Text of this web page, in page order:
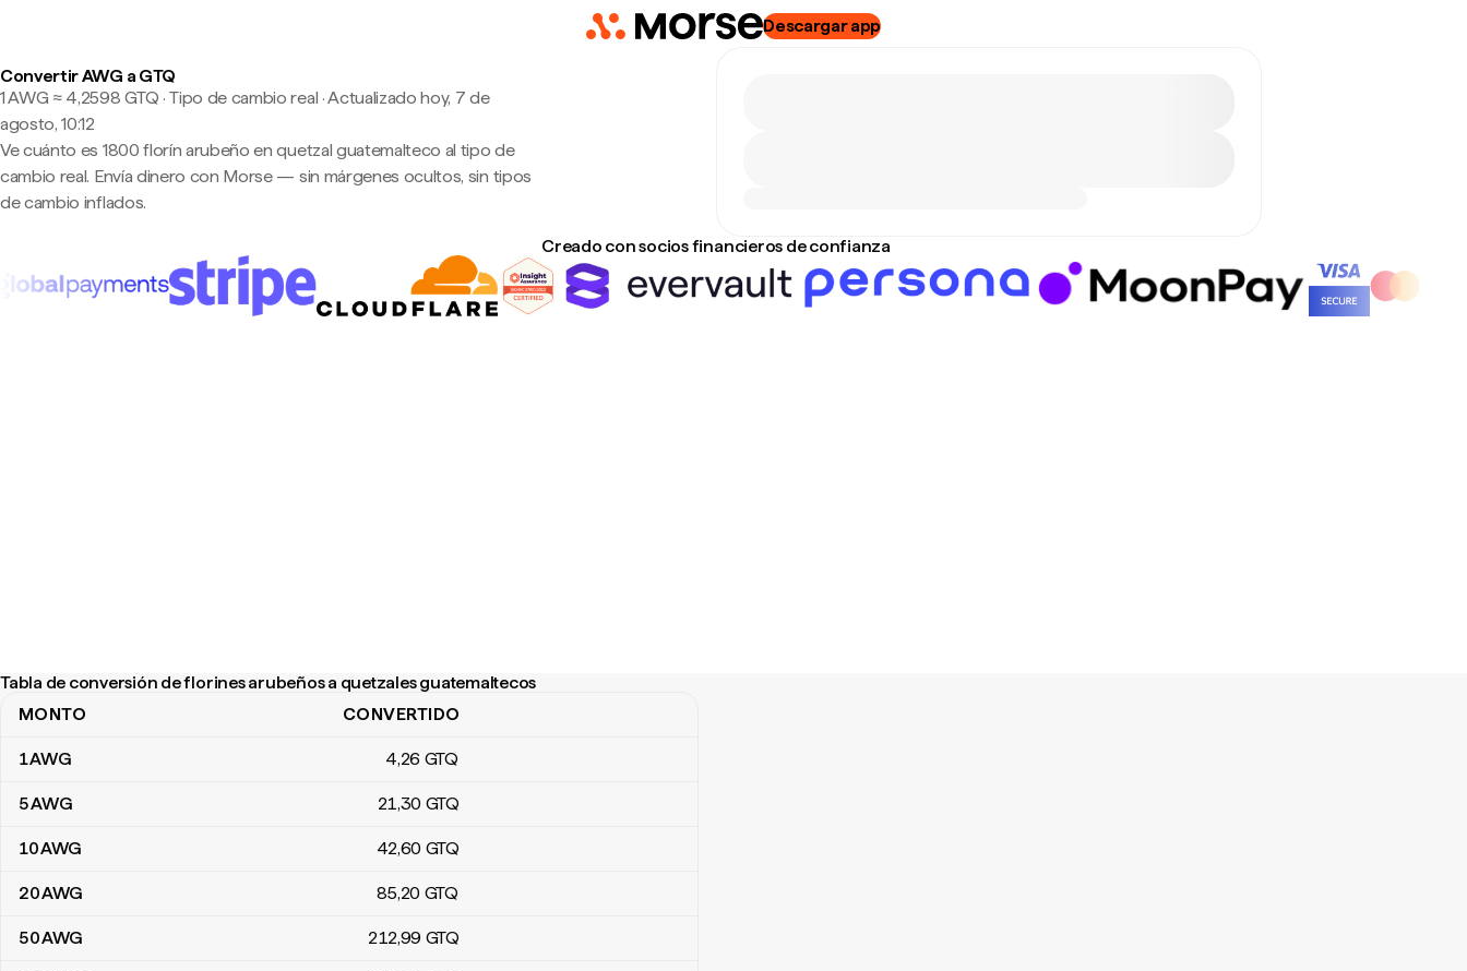
Descargar app
Convertir AWG a GTQ
1 AWG ≈ 4,2598 GTQ · Tipo de cambio real ·Actualizado hoy, 7 de
agosto, 10:12
Ve cuánto es 1800 florín arubeño en quetzal guatemalteco al tipo de
cambio real. Envía dinero con Morse — sin márgenes ocultos, sin tipos
de cambio inflados.
Creado con socios financieros de confianza
Tabla de conversión de florines arubeños a quetzales guatemaltecos
Tabla de conversión de florines arubeños a quetzales guatemaltecos
MONTO CONVERTIDO
1AWG 4,26 GTQ
5AWG 21,30 GTQ
10AWG 42,60 GTQ
20AWG 85,20 GTQ
50AWG 212,99 GTQ